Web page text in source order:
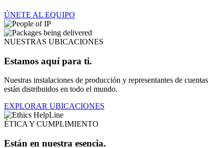
ÚNETE AL EQUIPO
NUESTRAS UBICACIONES
Estamos aquí para ti.
Nuestras instalaciones de producción y representantes de cuentas
están distribuidos en todo el mundo.
EXPLORAR UBICACIONES
ÉTICA Y CUMPLIMIENTO
Están en nuestra esencia.